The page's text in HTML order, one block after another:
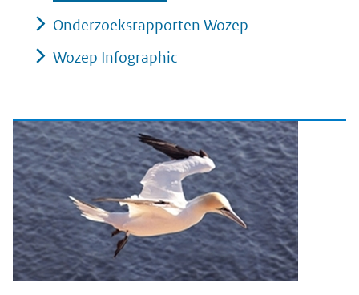
Onderzoeksrapporten Wozep
Wozep Infographic